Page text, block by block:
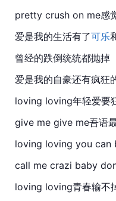
pretty crush on me感
爱是我的生活有了可乐
曾经的跌倒统统都抛掉
爱是我的自豪还有疯狂
loving loving年轻爱要
give me give me吾语
loving loving you can
call me crazi baby
loving loving青春输不